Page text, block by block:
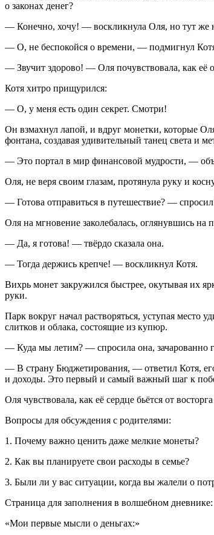
о законах денег?
— Конечно, хочу! — воскликнула Оля, но тут же
— О, не беспокойся о времени, — подмигнул
— Звучит здорово! — Оля почувствовала, как её
Котя хитро прищурился:
— О, у меня есть один секрет. Смотри!
Он взмахнул лапой, и вдруг монетки, которые
фонтана, создавая удивительный танец света и
— Это портал в мир финансовой мудрости, —
Оля, не веря своим глазам, протянула руку и
— Готова отправиться в путешествие? —
Оля на мгновение заколебалась, оглянувшись
— Да, я готова! — твёрдо сказала она.
— Тогда держись крепче! — воскликнул Котя.
Вихрь монет закружился быстрее, окутывая их
руки.
Парк вокруг начал растворяться, уступая
слитков и облака, состоящие из купюр.
— Куда мы летим? — спросила она, зачарованно
— В страну Бюджетирования, — ответил Котя,
и доходы. Это первый и самый важный шаг к
Оля чувствовала, как её сердце бьётся от
Вопросы для обсуждения с родителями:
1. Почему важно ценить даже мелкие монеты?
2. Как вы планируете свои расходы в семье?
3. Были ли у вас ситуации, когда вы жалели о
Страница для заполнения в волшебном дневнике:
«Мои первые мысли о деньгах:»